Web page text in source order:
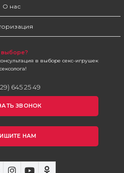
О нас
в выборе секс-игрушек
645 25 49
ЗВОНОК
НАМ